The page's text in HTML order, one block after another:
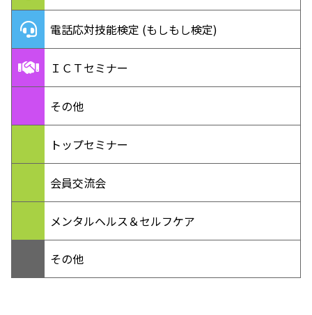
電話応対技能検定 (もしもし検定)
ＩＣＴセミナー
その他
トップセミナー
会員交流会
メンタルヘルス＆セルフケア
その他